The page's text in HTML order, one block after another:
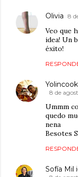
Olivia 8
Veo que
idea! Un
éxito!
8 de
Ummm
quedo
nena
Besotes
Sofía Mil